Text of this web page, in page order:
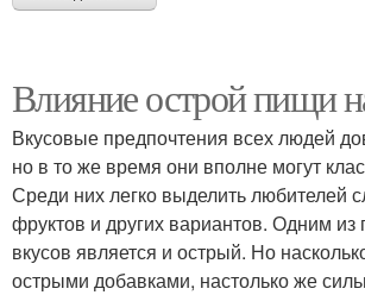
Влияние острой пищи
Вкусовые предпочтения всех людей
но в то же время они вполне могут
Среди них легко выделить любителей
фруктов и других вариантов. Одним
вкусов является и острый. Но
острыми добавками, настолько же